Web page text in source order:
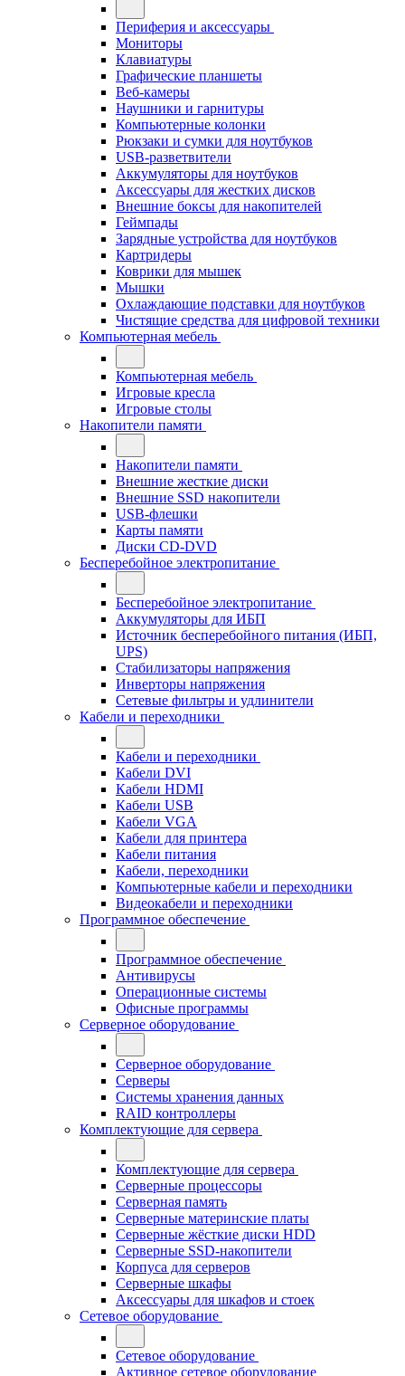
Периферия и аксессуары
Мониторы
Клавиатуры
Графические планшеты
Веб-камеры
Наушники и гарнитуры
Компьютерные колонки
Рюкзаки и сумки для ноутбуков
USB-разветвители
Аккумуляторы для ноутбуков
Аксессуары для жестких дисков
Внешние боксы для накопителей
Геймпады
Зарядные устройства для ноутбуков
Картридеры
Коврики для мышек
Мышки
Охлаждающие подставки для ноутбуков
Чистящие средства для цифровой техники
Компьютерная мебель
Компьютерная мебель
Игровые кресла
Игровые столы
Накопители памяти
Накопители памяти
Внешние жесткие диски
Внешние SSD накопители
USB-флешки
Карты памяти
Диски CD-DVD
Бесперебойное электропитание
Бесперебойное электропитание
Аккумуляторы для ИБП
Источник бесперебойного питания (ИБП,
UPS)
Стабилизаторы напряжения
Инверторы напряжения
Сетевые фильтры и удлинители
Кабели и переходники
Кабели и переходники
Кабели DVI
Кабели HDMI
Кабели USB
Кабели VGA
Кабели для принтера
Кабели питания
Кабели, переходники
Компьютерные кабели и переходники
Видеокабели и переходники
Программное обеспечение
Программное обеспечение
Антивирусы
Операционные системы
Офисные программы
Серверное оборудование
Серверное оборудование
Серверы
Системы хранения данных
RAID контроллеры
Комплектующие для сервера
Комплектующие для сервера
Серверные процессоры
Серверная память
Серверные материнские платы
Серверные жёсткие диски HDD
Серверные SSD-накопители
Корпуса для серверов
Серверные шкафы
Аксессуары для шкафов и стоек
Сетевое оборудование
Сетевое оборудование
Активное сетевое оборудование